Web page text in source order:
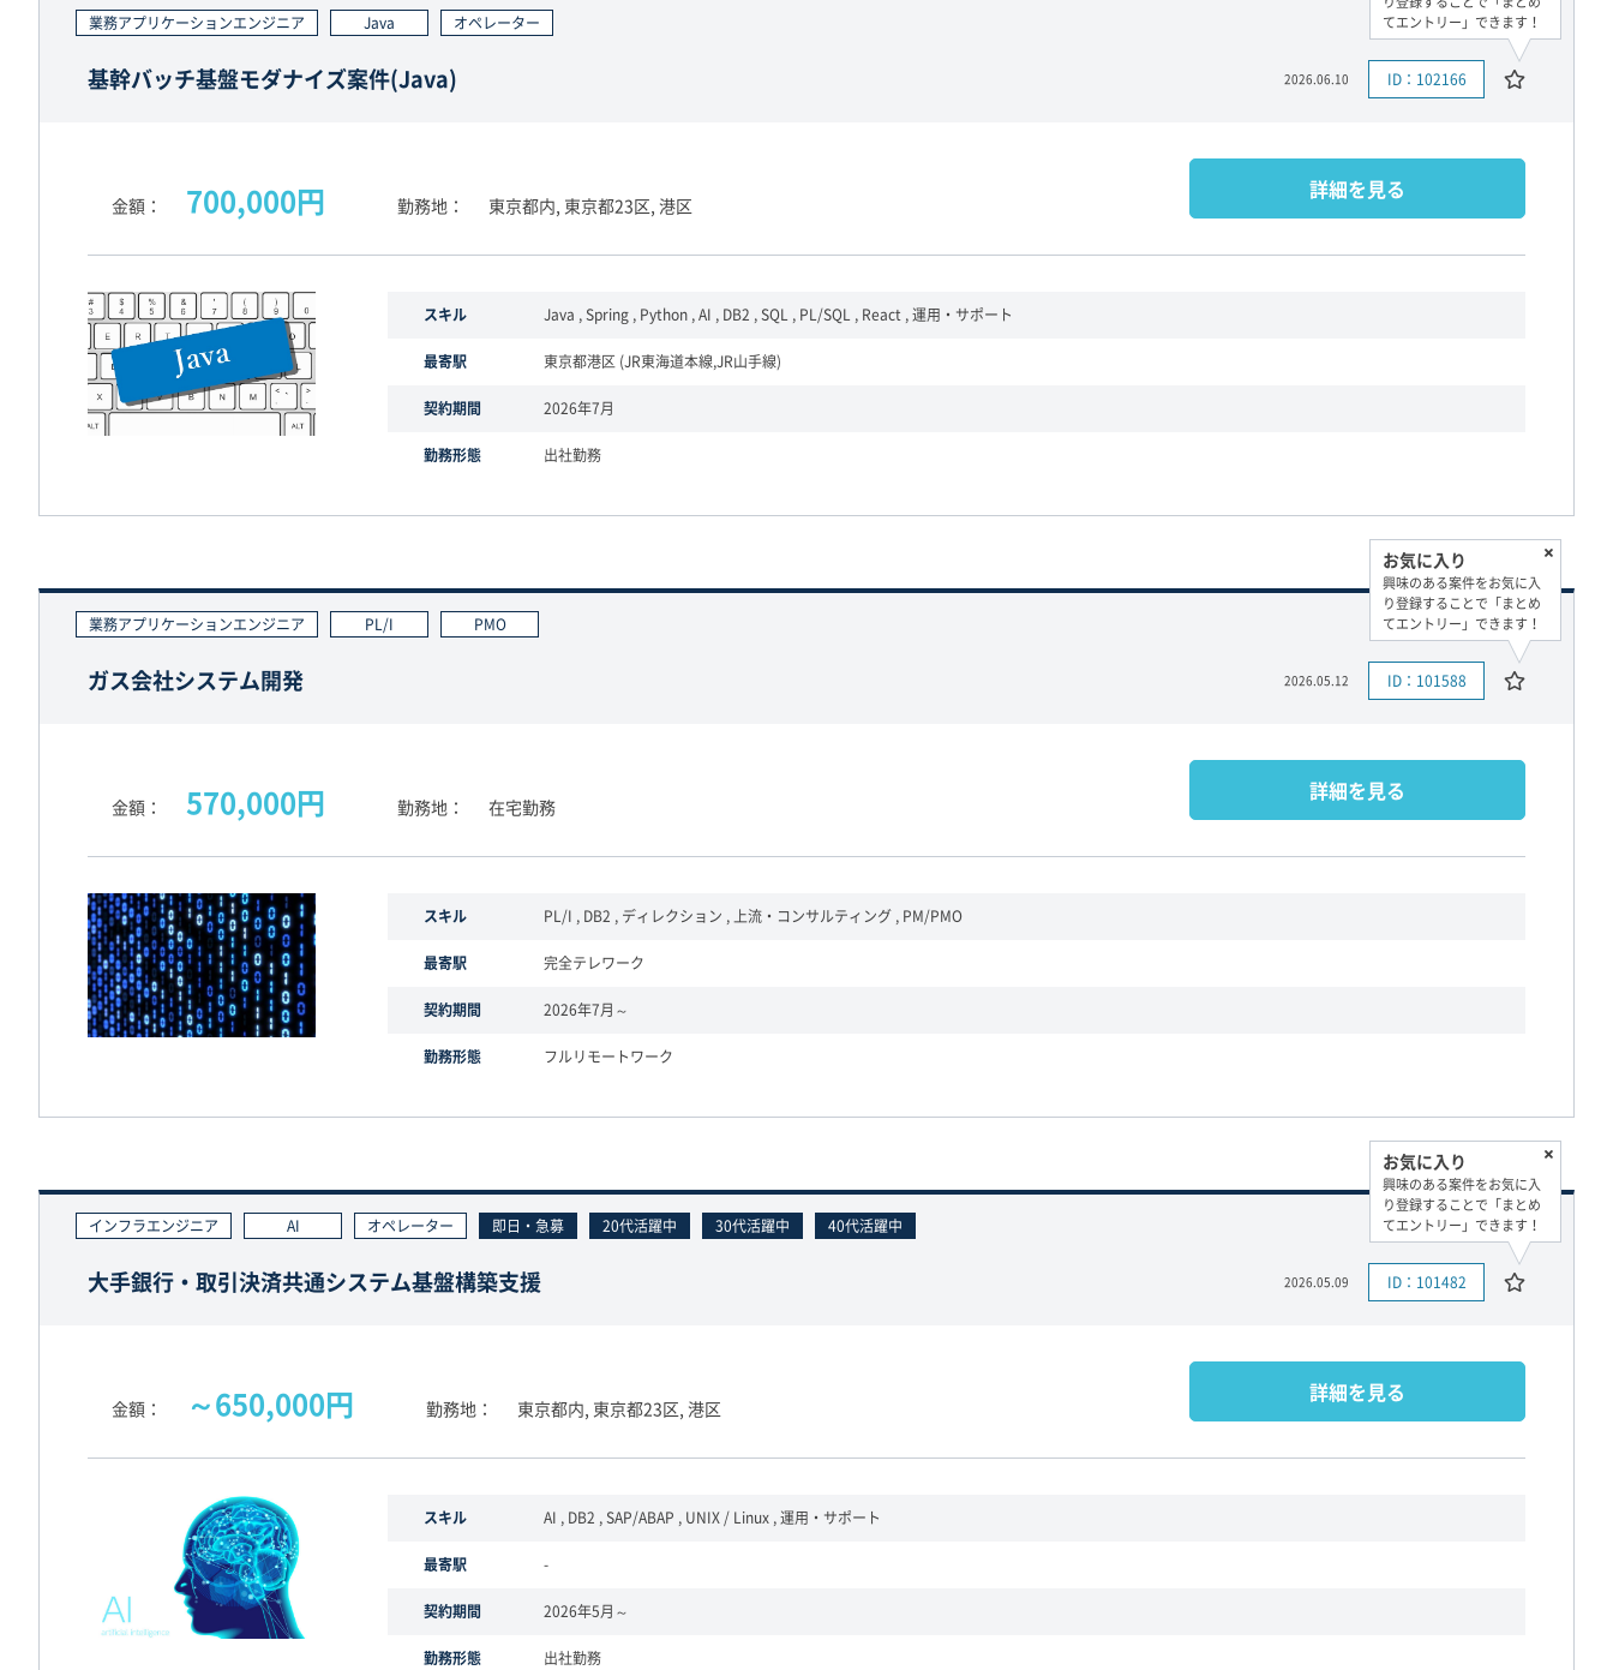
業務アプリケーションエンジニア Java オペレーター
基幹バッチ基盤モダナイズ案件(Java) 2026.06.10 ID：102166
てエントリー」できます！
金額 700,000円 勤務地 東京都内, 東京都23区, 港区
詳細を見る
スキル Java , Spring , Python , AI , DB2 , SQL , PL/SQL , React , 運用・サポート
最寄駅 東京都港区 (JR東海道本線,JR山手線)
契約期間 2026年7月
勤務形態 出社勤務
業務アプリケーションエンジニア PL/I PMO
ガス会社システム開発 2026.05.12 ID：101588
お気に入り
興味のある案件をお気に入
り登録することで「まとめ
てエントリー」できます！
金額 570,000円 勤務地 在宅勤務
詳細を見る
スキル PL/I , DB2 , ディレクション , 上流・コンサルティング , PM/PMO
最寄駅 完全テレワーク
契約期間 2026年7月～
勤務形態 フルリモートワーク
インフラエンジニア AI オペレーター 即日・急募 20代活躍中 30代活躍中 40代活躍中
大手銀行・取引決済共通システム基盤構築支援 2026.05.09 ID：101482
お気に入り
興味のある案件をお気に入
り登録することで「まとめ
てエントリー」できます！
金額 ～650,000円 勤務地 東京都内, 東京都23区, 港区
詳細を見る
スキル AI , DB2 , SAP/ABAP , UNIX / Linux , 運用・サポート
最寄駅 -
契約期間 2026年5月～
勤務形態 出社勤務